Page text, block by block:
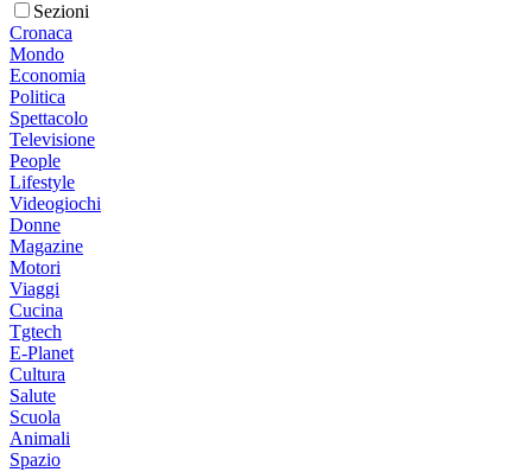
Sezioni
Cronaca
Mondo
Economia
Politica
Spettacolo
Televisione
People
Lifestyle
Videogiochi
Donne
Magazine
Motori
Viaggi
Cucina
Tgtech
E-Planet
Cultura
Salute
Scuola
Animali
Spazio